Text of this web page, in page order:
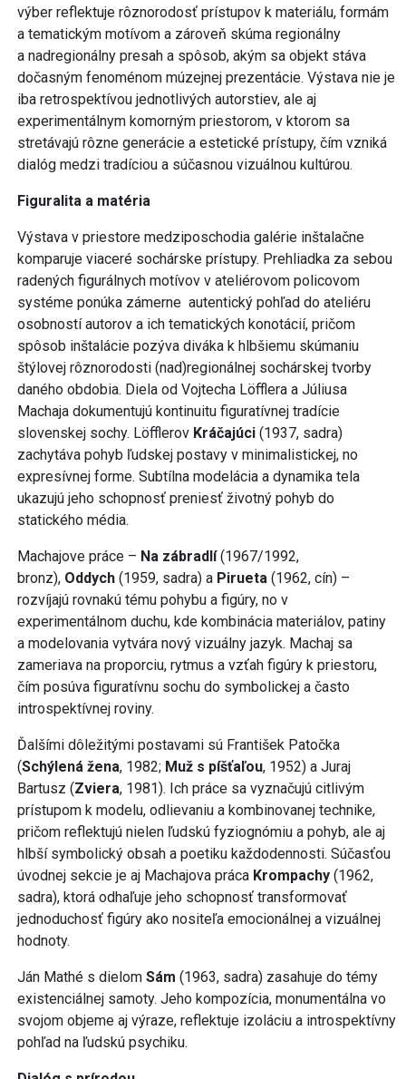
výber reflektuje rôznorodosť prístupov k materiálu, formám
a tematickým motívom a zároveň skúma regionálny
a nadregionálny presah a spôsob, akým sa objekt stáva
dočasným fenoménom múzejnej prezentácie. Výstava nie je
iba retrospektívou jednotlivých autorstiev, ale aj
experimentálnym komorným priestorom, v ktorom sa
stretávajú rôzne generácie a estetické prístupy, čím vzniká
dialóg medzi tradíciou a súčasnou vizuálnou kultúrou.
Figuralita a matéria
Výstava v priestore medziposchodia galérie inštalačne
komparuje viaceré sochárske prístupy. Prehliadka za sebou
radených figurálnych motívov v ateliérovom policovom
systéme ponúka zámerne autentický pohľad do ateliéru
osobností autorov a ich tematických konotácií, pričom
spôsob inštalácie pozýva diváka k hlbšiemu skúmaniu
štýlovej rôznorodosti (nad)regionálnej sochárskej tvorby
daného obdobia. Diela od Vojtecha Löfflera a Júliusa
Machaja dokumentujú kontinuitu figuratívnej tradície
slovenskej sochy. Löfflerov Kráčajúci (1937, sadra)
zachytáva pohyb ľudskej postavy v minimalistickej, no
expresívnej forme. Subtílna modelácia a dynamika tela
ukazujú jeho schopnosť preniesť životný pohyb do
statického média.
Machajove práce – Na zábradlí(1967/1992,
bronz), Oddych (1959, sadra) a Pirueta (1962, cín) –
rozvíjajú rovnakú tému pohybu a figúry, no v
experimentálnom duchu, kde kombinácia materiálov, patiny
a modelovania vytvára nový vizuálny jazyk. Machaj sa
zameriava na proporciu, rytmus a vzťah figúry k priestoru,
čím posúva figuratívnu sochu do symbolickej a často
introspektívnej roviny.
Ďalšími dôležitými postavami sú František Patočka
(Schýlená žena, 1982; Muž s píšťaľou, 1952) a Juraj
Bartusz (Zviera, 1981). Ich práce sa vyznačujú citlivým
prístupom k modelu, odlievaniu a kombinovanej technike,
pričom reflektujú nielen ľudskú fyziognómiu a pohyb, ale aj
hlbší symbolický obsah a poetiku každodennosti. Súčasťou
úvodnej sekcie je aj Machajova práca Krompachy (1962,
sadra), ktorá odhaľuje jeho schopnosť transformovať
jednoduchosť figúry ako nositeľa emocionálnej a vizuálnej
hodnoty.
Ján Mathé s dielom Sám (1963, sadra) zasahuje do témy
existenciálnej samoty. Jeho kompozícia, monumentálna vo
svojom objeme aj výraze, reflektuje izoláciu a introspektívny
pohľad na ľudskú psychiku.